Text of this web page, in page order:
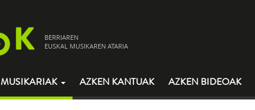
BERRIAREN
EUSKAL MUSIKAREN ATARIA
MUSIKARIAK AZKEN KANTUAK AZKEN BIDEOAK